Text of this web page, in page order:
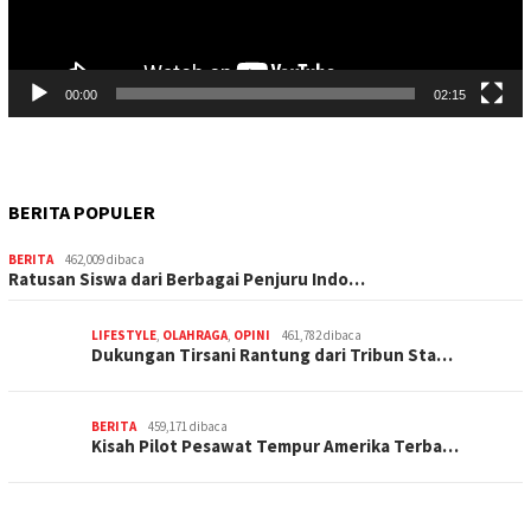
00:00 02:15
BERITA POPULER
BERITA 462,009 dibaca
Ratusan Siswa dari Berbagai Penjuru Indo…
LIFESTYLE OLAHRAGA OPINI 461,782 dibaca
Dukungan Tirsani Rantung dari Tribun Sta…
BERITA 459,171 dibaca
Kisah Pilot Pesawat Tempur Amerika Terba…